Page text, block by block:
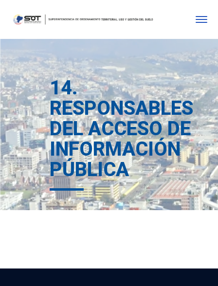
14.
RESPONSABLES
DEL ACCESO DE
INFORMACIÓN
PÚBLICA